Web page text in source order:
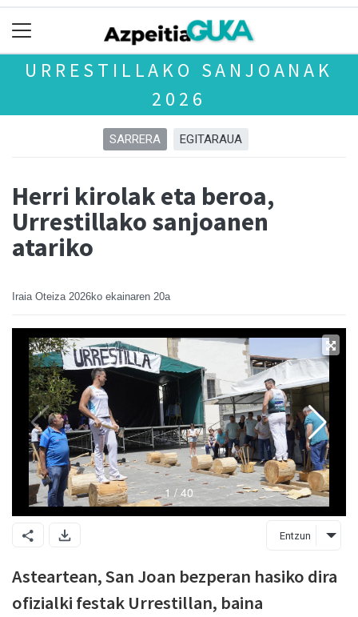
URRESTILLAKO SANJOANAK
2026
SARRERA EGITARAUA
Herri kirolak eta beroa,
Urrestillako sanjoanen
atariko
Iraia Oteiza 2026ko ekainaren 20a
Entzun
Asteartean, San Joan bezperan hasiko dira
ofizialki festak Urrestillan, baina